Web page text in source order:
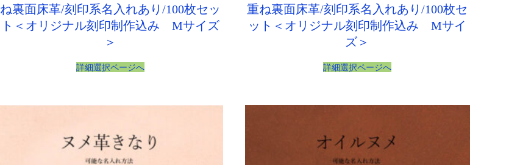
ね裏面床革/刻印系名入れあり/100枚セッ
ト＜オリジナル刻印制作込み Mサイズ
＞
詳細選択ページへ
重ね裏面床革/刻印系名入れあり/100枚セ
ット＜オリジナル刻印制作込み Mサイ
ズ＞
詳細選択ページへ